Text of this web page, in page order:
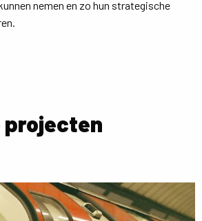
nemen en zo hun strategische
projecten